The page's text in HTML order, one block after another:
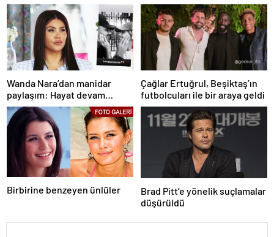
Wanda Nara’dan manidar
paylaşım: Hayat devam
ediyor ve bazen güçlü değilim
Çağlar Ertuğrul, Beşiktaş’ın
futbolcuları ile bir araya geldi
Birbirine benzeyen ünlüler
Brad Pitt’e yönelik suçlamalar
düşürüldü